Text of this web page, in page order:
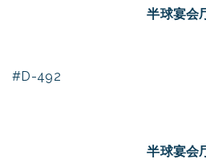
半球宴会
#D-492
半球宴会